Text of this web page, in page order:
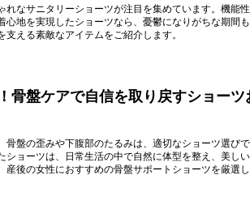
れなサニタリーショーツが注目を集めています。機能
地を実現したショーツなら、憂鬱になりがちな期間
える素敵なアイテムをご紹介します。
骨盤ケアで自信を取り戻すショーツ
骨盤の歪みや下腹部のたるみは、適切なショーツ選び
ショーツは、日常生活の中で自然に体型を整え、美し
産後の女性におすすめの骨盤サポートショーツを厳選